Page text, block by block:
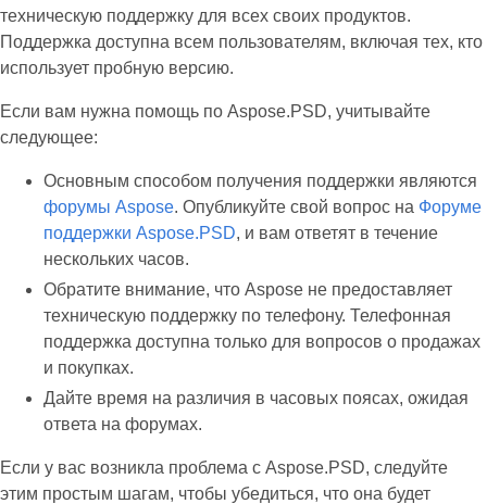
техническую поддержку для всех своих продуктов.
Поддержка доступна всем пользователям, включая тех, кто
использует пробную версию.
Если вам нужна помощь по Aspose.PSD, учитывайте
следующее:
Основным способом получения поддержки являются
форумы Aspose. Опубликуйте свой вопрос на Форуме
поддержки Aspose.PSD, и вам ответят в течение
нескольких часов.
Обратите внимание, что Aspose не предоставляет
техническую поддержку по телефону. Телефонная
поддержка доступна только для вопросов о продажах
и покупках.
Дайте время на различия в часовых поясах, ожидая
ответа на форумах.
Если у вас возникла проблема с Aspose.PSD, следуйте
этим простым шагам, чтобы убедиться, что она будет